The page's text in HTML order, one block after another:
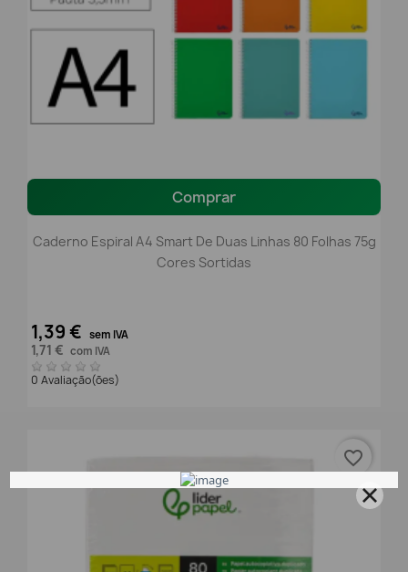
Comprar
Caderno Espiral A4 Smart De Duas Linhas 80 Folhas 75g
Cores Sortidas
1,39 € sem IVA
1,71 € com IVA
0 Avaliação(ões)
favorite_border